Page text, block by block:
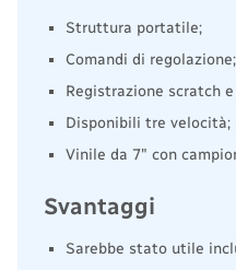
Struttura portatile;
Comandi di regolazione;
Registrazione scratch
Disponibili tre velocità;
Vinile da 7" con
Svantaggi
Sarebbe stato utile